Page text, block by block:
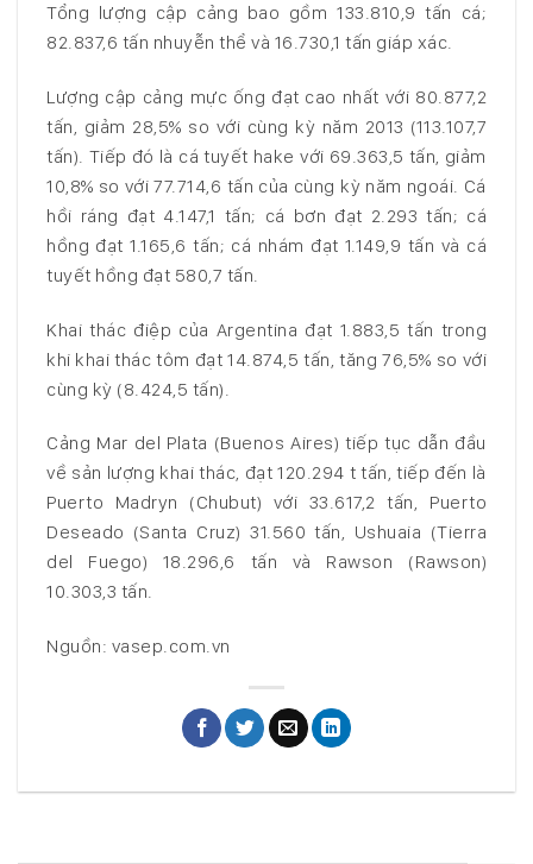
Tổng lượng cập cảng bao gồm 133.810,9 tấn cá;
82.837,6 tấn nhuyễn thể và 16.730,1 tấn giáp xác.
Lượng cập cảng mực ống đạt cao nhất với 80.877,2
tấn, giảm 28,5% so với cùng kỳ năm 2013 (113.107,7
tấn). Tiếp đó là cá tuyết hake với 69.363,5 tấn, giảm
10,8% so với 77.714,6 tấn của cùng kỳ năm ngoái. Cá
hồi ráng đạt 4.147,1 tấn; cá bơn đạt 2.293 tấn; cá
hồng đạt 1.165,6 tấn; cá nhám đạt 1.149,9 tấn và cá
tuyết hồng đạt 580,7 tấn.
Khai thác điệp của Argentina đạt 1.883,5 tấn trong
khi khai thác tôm đạt 14.874,5 tấn, tăng 76,5% so với
cùng kỳ (8.424,5 tấn).
Cảng Mar del Plata (Buenos Aires) tiếp tục dẫn đầu
về sản lượng khai thác, đạt 120.294 t tấn, tiếp đến là
Puerto Madryn (Chubut) với 33.617,2 tấn, Puerto
Deseado (Santa Cruz) 31.560 tấn, Ushuaia (Tierra
del Fuego) 18.296,6 tấn và Rawson (Rawson)
10.303,3 tấn.
Nguồn: vasep.com.vn